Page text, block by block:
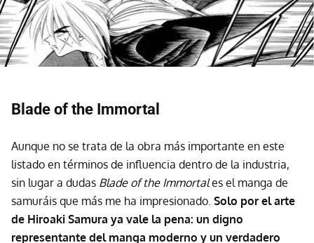
Blade of the Immortal
Aunque no se trata de la obra más importante en este
listado en términos de influencia dentro de la industria,
sin lugar a dudas Blade of the Immortales el manga de
samuráis que más me ha impresionado. Solo por el arte
de Hiroaki Samura ya vale la pena: un digno
representante del manga moderno y un verdadero